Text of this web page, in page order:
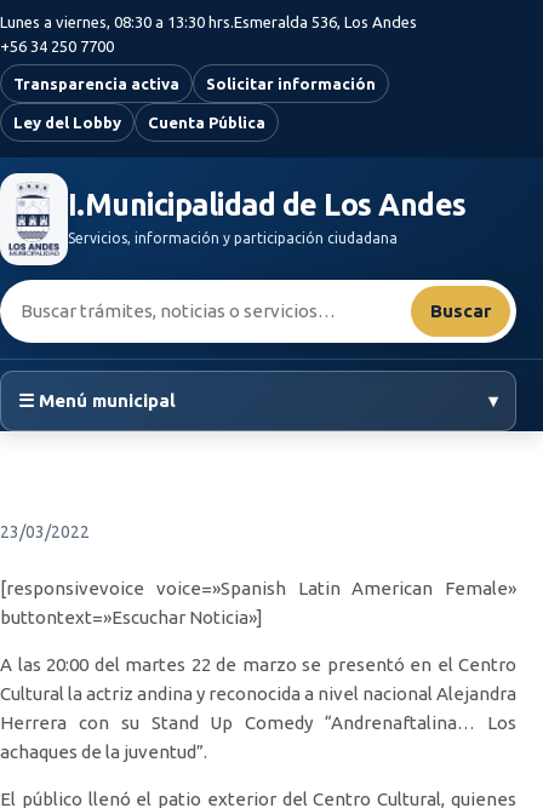
Saltar al contenido principal
Lunes a viernes, 08:30 a 13:30 hrs.Esmeralda 536, Los Andes
+56 34 250 7700
Transparencia activa Solicitar información
Ley del Lobby Cuenta Pública
I.Municipalidad de Los Andes
Servicios, información y participación ciudadana
Buscar:
Buscar
☰ Menú municipal ▾
23/03/2022
[responsivevoice voice=»Spanish Latin American Female»
buttontext=»Escuchar Noticia»]
A las 20:00 del martes 22 de marzo se presentó en el Centro
Cultural la actriz andina y reconocida a nivel nacional Alejandra
Herrera con su Stand Up Comedy “Andrenaftalina… Los
achaques de la juventud”.
El público llenó el patio exterior del Centro Cultural, quienes